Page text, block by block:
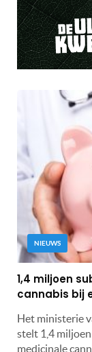
NIEUWS
1,4 miljoen
cannabis bij
Het ministerie
stelt 1,4
medicinale